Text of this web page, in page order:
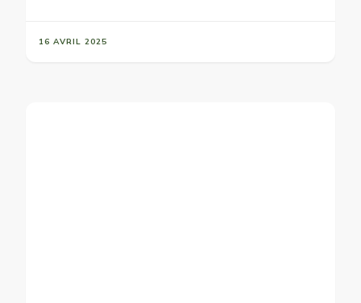
16 AVRIL 2025